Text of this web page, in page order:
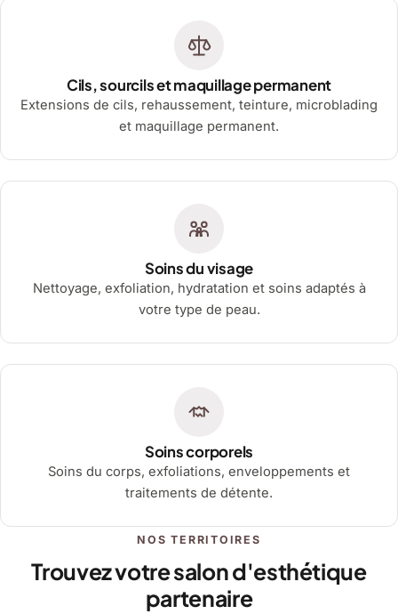
Cils, sourcils et maquillage permanent
Extensions de cils, rehaussement, teinture, microblading
et maquillage permanent.
Soins du visage
Nettoyage, exfoliation, hydratation et soins adaptés à
votre type de peau.
Soins corporels
Soins du corps, exfoliations, enveloppements et
traitements de détente.
NOS TERRITOIRES
Trouvez votre salon d'esthétique
partenaire